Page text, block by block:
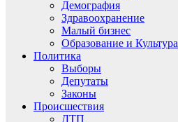
Демография
Здравоохранение
Малый бизнес
Образование и Культура
Политика
Выборы
Депутаты
Законы
Происшествия
ДТП